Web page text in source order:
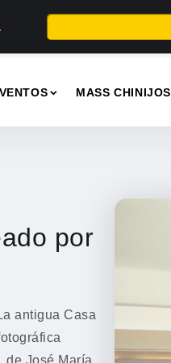
MASS CHINIJOS
por
antigua Casa